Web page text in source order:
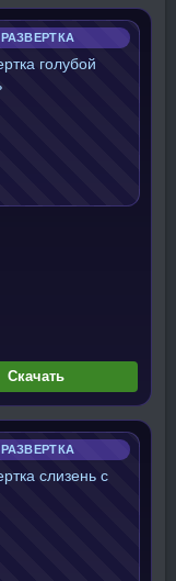
РАЗВЕРТКА
Скачать
РАЗВЕРТКА